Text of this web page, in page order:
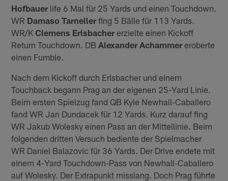
Hofbauerlife 6 Mal für 25 Yards und einen Touchdown.
WR Damaso Tarnellerfing 5 Bälle für 113 Yards.
WR/KClemens Erlsbachererzielte einen Kickoff
Return Touchdown. DB Alexander Achammereroberte
einen Fumble.
Nach dem Kickoff durch Erlsbacher und einem
Touchback begann Prag an der eigenen 25-Yard Linie.
Beim ersten Spielzug fand QB Kyle Newhall-Caballero
fand WR Jan Dundacek für 12 Yards. Kurz darauf fing
WR Jakub Wolesky einen Pass an der Mittellinie. Beim
folgenden dritten Versuch bediente der Spielmacher
WR Daniel Balazovic für 36 Yards. Der Drive endete mit
einem 4-Yard Touchdown-Pass von Newhall-Caballero
auf Wolesky. Der Extrapunkt misslang. Doch Prag führte